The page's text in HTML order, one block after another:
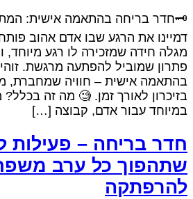
🗝️חדר בריחה בהתאמה אישית:
דמיינו את הרגע שבו אדם אהוב
מגלה חידה שמזכירה לו רגע
פתרון שמוביל להפתעה מרגשת.
בהתאמה אישית – חוויה שמחברת,
בזיכרון לאורך זמן. 🧐 מה זה
במיוחד עבור אדם, קבוצה […]
חדר בריחה – פעילות
שתהפוך כל ערב
להרפתקה